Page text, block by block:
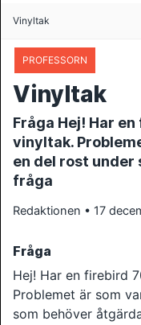
Vinyltak
PROFESSORN
Vinyltak
Fråga Hej! Har
vinyltak.
en del rost under
fråga
Redaktionen • 17
Fråga
Hej! Har en firebird
Problemet är som
som behöver